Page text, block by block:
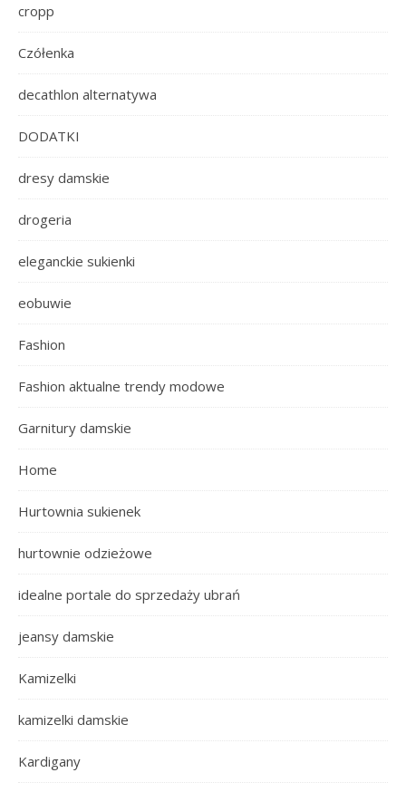
cropp
Czółenka
decathlon alternatywa
DODATKI
dresy damskie
drogeria
eleganckie sukienki
eobuwie
Fashion
Fashion aktualne trendy modowe
Garnitury damskie
Home
Hurtownia sukienek
hurtownie odzieżowe
idealne portale do sprzedaży ubrań
jeansy damskie
Kamizelki
kamizelki damskie
Kardigany